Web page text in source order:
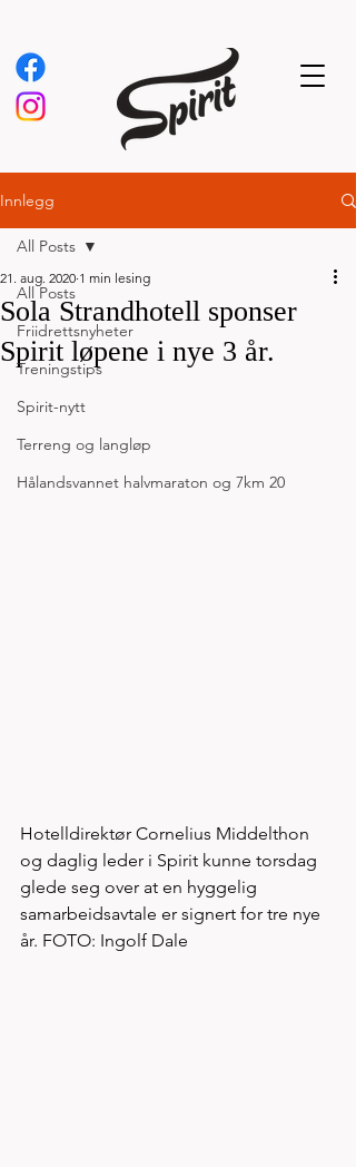
Innlegg
All Posts
Friidrettsnyheter
Treningstips
Spirit-nytt
Terreng og langløp
Hålandsvannet halvmaraton og 7km 20
All Posts
Sola Strandhotell sponser
Spirit løpene i nye 3 år.
21. aug. 2020 1 min lesing
Hotelldirektør Cornelius Middelthon
og daglig leder i Spirit kunne torsdag
glede seg over at en hyggelig
samarbeidsavtale er signert for tre nye
år. FOTO: Ingolf Dale